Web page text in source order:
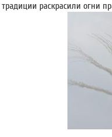
раскрасили огни